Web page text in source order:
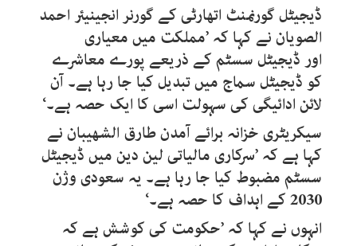
ڈیجیٹل گورنمنٹ اتھارٹی کے گورنر انجینیئر احمد
الصویان نے کہا کہ ’مملکت میں معیاری
اور ڈیجیٹل سسٹم کے ذریعے پورے معاشرے
کو ڈیجیٹل سماج میں تبدیل کیا جا رہا ہے۔ آن
لائن ادائیگی کی سہولت اسی کا ایک حصہ ہے۔‘
سیکریٹری خزانہ برائے آمدن طارق الشھیبان نے
کہا ہے کہ ’سرکاری مالیاتی لین دین میں ڈیجیٹل
سسٹم مضبوط کیا جا رہا ہے۔ یہ سعودی وژن
2030 کے اہداف کا حصہ ہے۔‘
انہوں نے کہا کہ ’حکومت کی کوشش ہے کہ